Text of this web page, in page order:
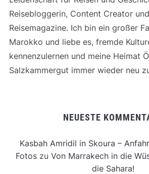
Reisebloggerin, Content Creator
Reisemagazine. Ich bin ein großer
Marokko und liebe es, fremde
kennenzulernen und meine Heimat
Salzkammergut immer wieder neu
NEUESTE
Kasbah Amridil in Skoura –
Fotoszu Von Marrakech in die
die Sahara!